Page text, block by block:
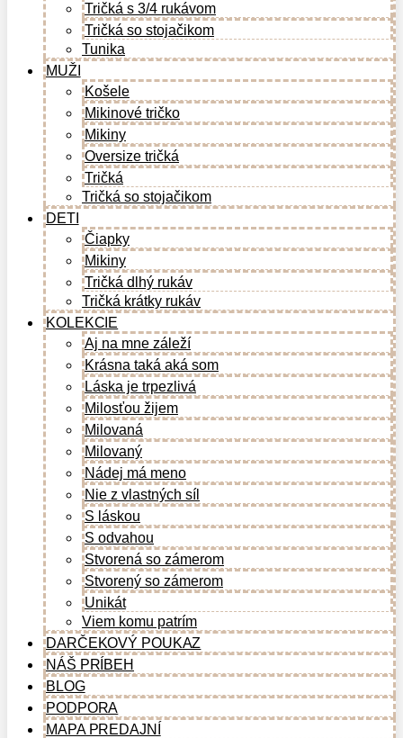
Tričká s 3/4 rukávom
Tričká so stojačikom
Tunika
MUŽI
Košele
Mikinové tričko
Mikiny
Oversize tričká
Tričká
Tričká so stojačikom
DETI
Čiapky
Mikiny
Tričká dlhý rukáv
Tričká krátky rukáv
KOLEKCIE
Aj na mne záleží
Krásna taká aká som
Láska je trpezlivá
Milosťou žijem
Milovaná
Milovaný
Nádej má meno
Nie z vlastných síl
S láskou
S odvahou
Stvorená so zámerom
Stvorený so zámerom
Unikát
Viem komu patrím
DARČEKOVÝ POUKAZ
NÁŠ PRÍBEH
BLOG
PODPORA
MAPA PREDAJNÍ